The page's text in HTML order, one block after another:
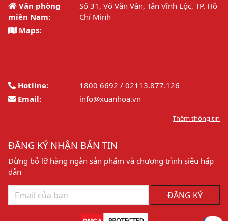
Văn phòng
miền Nam:
Số 31, Võ Văn Vân, Tân Vĩnh Lộc, TP. Hồ
Chí Minh
Maps:
Hotline:
1800 6692 / 02113.877.126
Email:
info@xuanhoa.vn
Thêm thông tin
ĐĂNG KÝ NHẬN BẢN TIN
Đừng bỏ lỡ hàng ngàn sản phẩm và chương trình siêu hấp
dẫn
ĐĂNG KÝ